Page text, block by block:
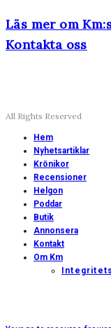
Läs mer om
Kontakta oss
All Rights Reserved
Hem
Nyhetsartiklar
Krönikor
Recensioner
Helgon
Poddar
Butik
Annonsera
Kontakt
Om Km